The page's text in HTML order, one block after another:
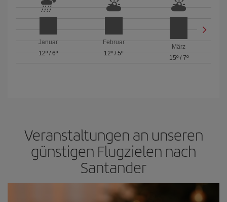
Januar
12º/6º
Februar
12º/ 5º
März
15º/ 7º
Veranstaltungen an unseren
günstigen Flugzielen nach
Santander